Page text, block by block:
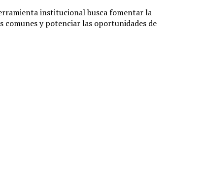
institucional busca fomentar la
comunes y potenciar las oportunidades de